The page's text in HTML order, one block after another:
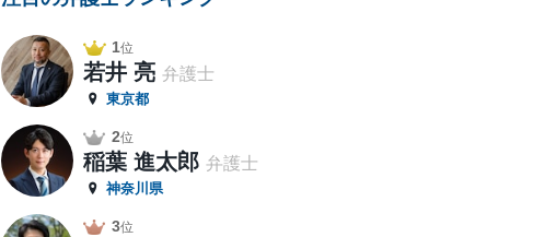
1位
若井 亮 弁護士
東京都
2位
稲葉 進太郎 弁護士
神奈川県
3位